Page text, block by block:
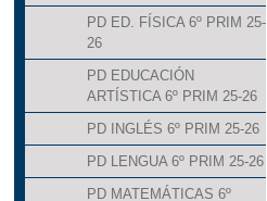
PD ED. FÍSICA 6º PRIM 25-
26
PD EDUCACIÓN
ARTÍSTICA 6º PRIM 25-26
PD INGLÉS 6º PRIM 25-26
PD LENGUA 6º PRIM 25-26
PD MATEMÁTICAS 6º